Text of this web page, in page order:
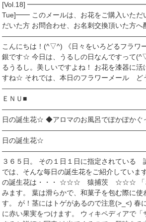
[Vol.18]
Tue]━━ このメールは、お花をご購入いた
だいた方 お問合わせ、お名刺交換頂いた方へ
こんにちは！(^▽^) 《日々をいろどるフラワ
銀です☆ 今日は、うるしの日なんですって
るうるし。美しいですよね！ お花を漆器に
すね☆ それでは、本日のフラワーメール ど
ＥＮＵ■
日の誕生花☆ ◆アロマのお風呂でぽかぽかぐ
日の誕生花☆
３６５日。 その１日１日に指定されている
では、そんな毎日の誕生花をご紹介していま
の誕生花は・・・ ☆☆☆ 猿捕茨 ☆☆☆ 「さ
みます。 葉は滑らかで、和菓子を包む際に
す。 が！茎にはトゲがあるので注意(>_<) 春
に赤い果実をつけます。 ウィキペディアで